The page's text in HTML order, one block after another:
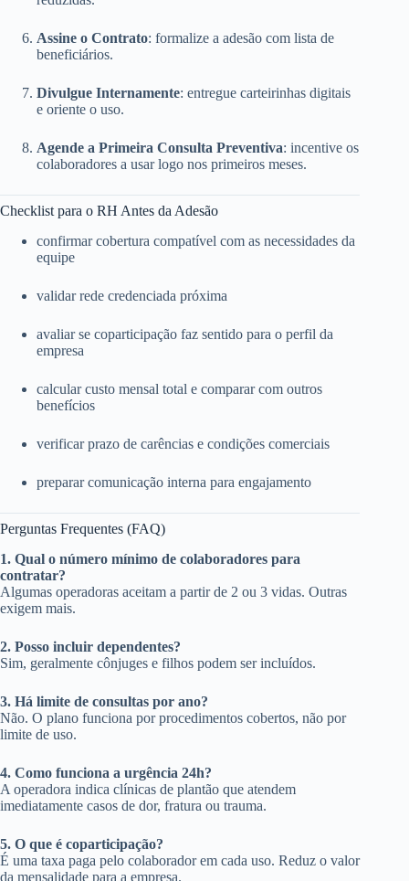
Assine o Contrato: formalize a adesão com lista de
beneficiários.
Divulgue Internamente: entregue carteirinhas digitais
e oriente o uso.
Agende a Primeira Consulta Preventiva: incentive os
colaboradores a usar logo nos primeiros meses.
Checklist para o RH Antes da Adesão
confirmar cobertura compatível com as necessidades da
equipe
validar rede credenciada próxima
avaliar se coparticipação faz sentido para o perfil da
empresa
calcular custo mensal total e comparar com outros
benefícios
verificar prazo de carências e condições comerciais
preparar comunicação interna para engajamento
Perguntas Frequentes (FAQ)
1. Qual o número mínimo de colaboradores para
contratar?
Algumas operadoras aceitam a partir de 2 ou 3 vidas. Outras
exigem mais.
2. Posso incluir dependentes?
Sim, geralmente cônjuges e filhos podem ser incluídos.
3. Há limite de consultas por ano?
Não. O plano funciona por procedimentos cobertos, não por
limite de uso.
4. Como funciona a urgência 24h?
A operadora indica clínicas de plantão que atendem
imediatamente casos de dor, fratura ou trauma.
5. O que é coparticipação?
É uma taxa paga pelo colaborador em cada uso. Reduz o valor
da mensalidade para a empresa.